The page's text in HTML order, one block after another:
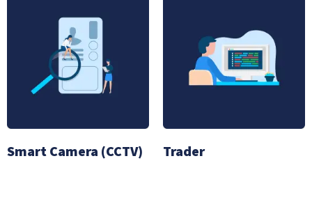
Smart Camera (CCTV) Trader